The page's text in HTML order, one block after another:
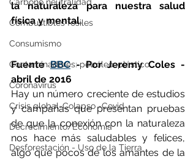
Combustibles fósiles
Consumismo
Contaminadores: petróleo, plástico
Coronavirus
Crisis global-Colapso -Covid
Decrecimiento/Economía
Desforestación - Uso de la Tierra
la naturaleza para nuestra salud
física y mental.
Fuente BBC - Por Jeremy Coles -
abril de 2016
Hay un número creciente de estudios
y campañas que presentan pruebas
de que la conexión con la naturaleza
nos hace más saludables y felices,
algo que pocos de los amantes de la